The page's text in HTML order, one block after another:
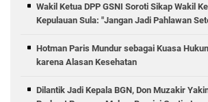
Wakil Ketua DPP GSNI Soroti Sikap Wakil
Kepulauan Sula: "Jangan Jadi Pahlawan
Hotman Paris Mundur sebagai Kuasa
karena Alasan Kesehatan
Dilantik Jadi Kepala BGN, Don Muzakir